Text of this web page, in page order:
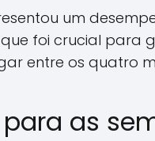
um
foi crucial para
entre os quatro
as